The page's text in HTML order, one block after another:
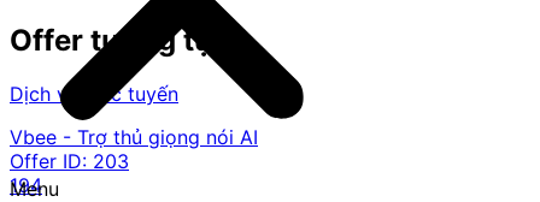
Menu
Offer tương tự
Dịch vụ trực tuyến
Vbee - Trợ thủ giọng nói AI
Offer ID: 203
194